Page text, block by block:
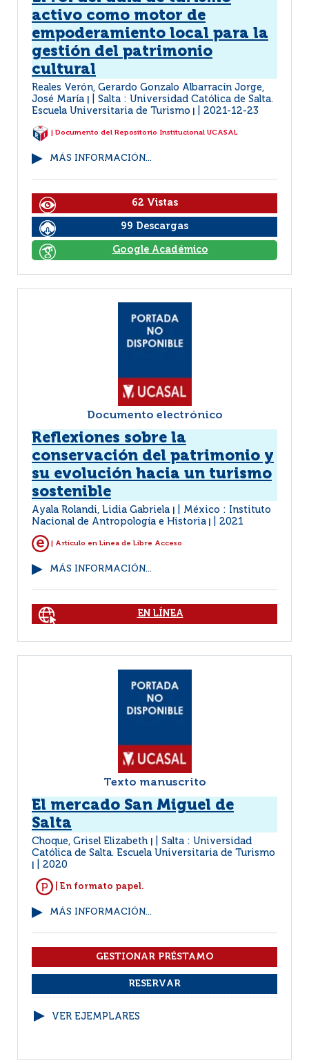
activo como motor de
empoderamiento local para la
gestión del patrimonio
cultural
Reales Verón, Gerardo Gonzalo Albarracín Jorge,
José María
Salta : Universidad Católica de Salta.
Escuela Universitaria de Turismo
2021-12-23
| Documento del Repositorio Institucional UCASAL
MÁS INFORMACIÓN...
62 Vistas
99 Descargas
Google Académico
Documento electrónico
Reflexiones sobre la
conservación del patrimonio y
su evolución hacia un turismo
sostenible
Ayala Rolandi, Lidia Gabriela
México : Instituto
Nacional de Antropología e Historia
2021
| Artículo en Linea de Libre Acceso
MÁS INFORMACIÓN...
EN LÍNEA
Texto manuscrito
El mercado San Miguel de
Salta
Choque, Grisel Elizabeth
Salta : Universidad
Católica de Salta. Escuela Universitaria de Turismo
2020
| En formato papel.
MÁS INFORMACIÓN...
VER EJEMPLARES